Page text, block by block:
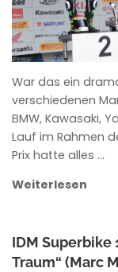
War das ein
verschiedenen
BMW, Kawasaki,
Lauf im Rahmen
Prix hatte alles …
Weiterlesen
IDM Superbike
Traum“ (Marc